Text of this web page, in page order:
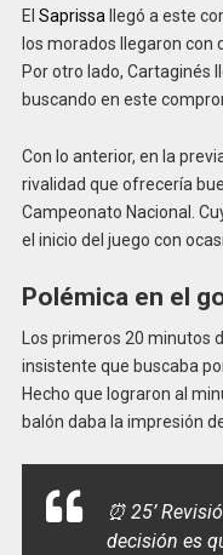
El Saprissallegó a este
los morados llegaron con
Por otro lado, Cartaginés
buscando en este
Con lo anterior, en la
rivalidad que ofrecería
Campeonato Nacional.
el inicio del juego con
Polémica en el
Los primeros 20 minutos
insistente que buscaba
Hecho que lograron al
balón daba la impresión
⏰ 25’
decisión es